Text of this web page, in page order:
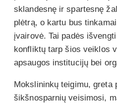
sklandesnę ir spartesnę
plėtrą, o kartu bus
įvairovė. Tai padės
konfliktų tarp šios veiklos
apsaugos institucijų bei
Mokslininkų teigimu, greta
šikšnosparnių veisimosi,